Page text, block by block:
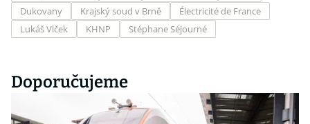
Dukovany
Krajský soud v Brně
Électricité de France
Lukáš Vlček
KHNP Stéphane Séjourné
Doporučujeme